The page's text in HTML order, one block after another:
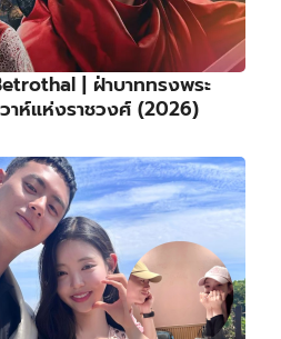
| ฝ่าบาททรงพระ
ห์แห่งราชวงศ์ (2026)